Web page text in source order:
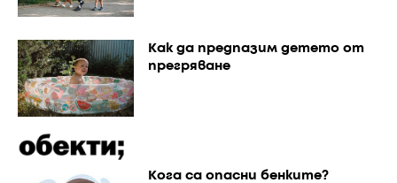
Как да предпазим детето от
прегряване
Кога са опасни бенките?